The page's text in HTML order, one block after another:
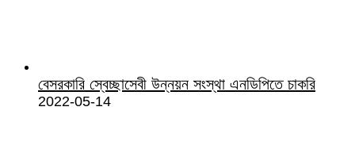
বেসরকারি স্বেচ্ছাসেবী উন্নয়ন সংস্থা এনডিপিতে চাকরি
2022-05-14